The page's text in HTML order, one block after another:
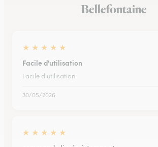
Bellefontaine
★ ★ ★ ★ ★
Facile d'utilisation
Facile d'utilisation
30/05/2026
★ ★ ★ ★ ★